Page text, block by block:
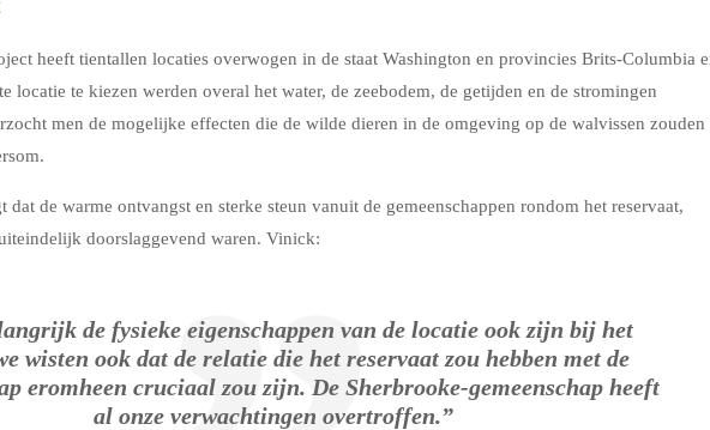
heeft tientallen locaties overwogen in de staat Washington en provincies Brits-Columbia
locatie te kiezen werden overal het water, de zeebodem, de getijden en de stromingen
men de mogelijke effecten die de wilde dieren in de omgeving op de walvissen zouden
dat de warme ontvangst en sterke steun vanuit de gemeenschappen rondom het reservaat,
doorslaggevend waren. Vinick:
de fysieke eigenschappen van de locatie ook zijn bij het
wisten ook dat de relatie die het reservaat zou hebben met de
eromheen cruciaal zou zijn. De Sherbrooke-gemeenschap heeft
al onze verwachtingen overtroffen.”